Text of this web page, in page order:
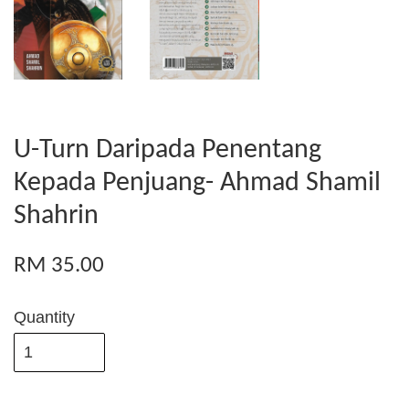
U-Turn Daripada Penentang
Kepada Penjuang- Ahmad Shamil
Shahrin
RM 35.00
Quantity